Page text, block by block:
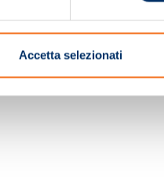
Accetta selezionati
– R.E.A. n.155974 -